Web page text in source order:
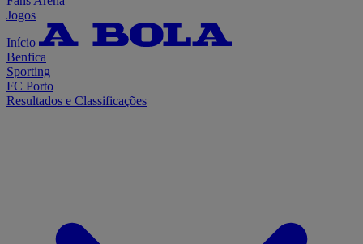
Jogos
Início
Benfica
Sporting
FC Porto
Resultados e Classificações